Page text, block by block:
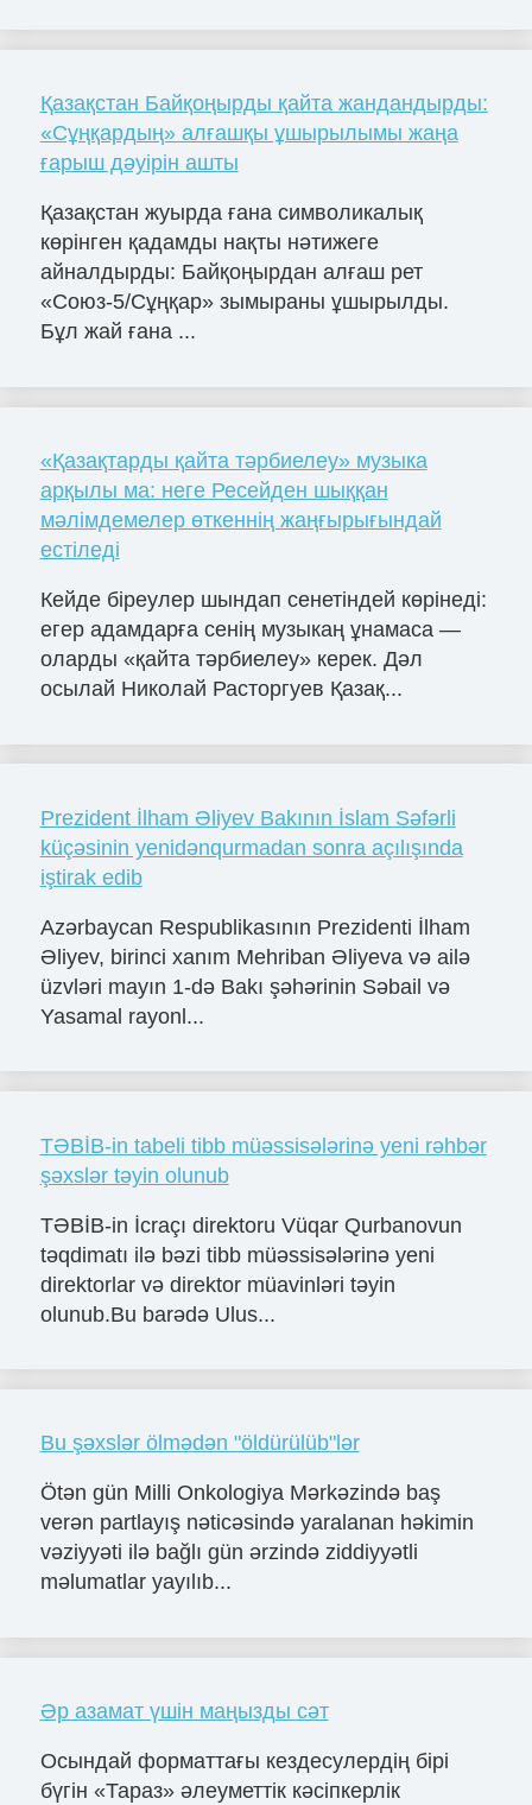
Қазақстан Байқоңырды қайта жандандырды:
«Сұңқардың» алғашқы ұшырылымы жаңа
ғарыш дәуірін ашты
Қазақстан жуырда ғана символикалық
көрінген қадамды нақты нәтижеге
айналдырды: Байқоңырдан алғаш рет
«Союз-5/Сұңқар» зымыраны ұшырылды.
Бұл жай ғана ...
«Қазақтарды қайта тәрбиелеу» музыка
арқылы ма: неге Ресейден шыққан
мәлімдемелер өткеннің жаңғырығындай
естіледі
Кейде біреулер шындап сенетіндей көрінеді:
егер адамдарға сенің музыкаң ұнамаса —
оларды «қайта тәрбиелеу» керек. Дәл
осылай Николай Расторгуев Қазақ...
Prezident İlham Əliyev Bakının İslam Səfərli
küçəsinin yenidənqurmadan sonra açılışında
iştirak edib
Azərbaycan Respublikasının Prezidenti İlham
Əliyev, birinci xanım Mehriban Əliyeva və ailə
üzvləri mayın 1-də Bakı şəhərinin Səbail və
Yasamal rayonl...
TƏBİB-in tabeli tibb müəssisələrinə yeni rəhbər
şəxslər təyin olunub
TƏBİB-in İcraçı direktoru Vüqar Qurbanovun
təqdimatı ilə bəzi tibb müəssisələrinə yeni
direktorlar və direktor müavinləri təyin
olunub.Bu barədə Ulus...
Bu şəxslər ölmədən "öldürülüb"lər
Ötən gün Milli Onkologiya Mərkəzində baş
verən partlayış nəticəsində yaralanan həkimin
vəziyyəti ilə bağlı gün ərzində ziddiyyətli
məlumatlar yayılıb...
Әр азамат үшін маңызды сәт
Осындай форматтағы кездесулердің бірі
бүгін «Тараз» әлеуметтік кәсіпкерлік